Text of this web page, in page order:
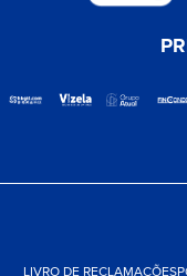
LIVRO DE RECLAMAÇÕES